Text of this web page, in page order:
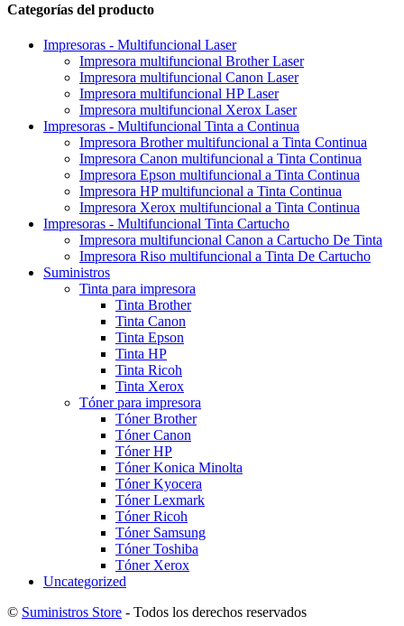
Categorías del producto
Impresoras - Multifuncional Laser
Impresora multifuncional Brother Laser
Impresora multifuncional Canon Laser
Impresora multifuncional HP Laser
Impresora multifuncional Xerox Laser
Impresoras - Multifuncional Tinta a Continua
Impresora Brother multifuncional a Tinta Continua
Impresora Canon multifuncional a Tinta Continua
Impresora Epson multifuncional a Tinta Continua
Impresora HP multifuncional a Tinta Continua
Impresora Xerox multifuncional a Tinta Continua
Impresoras - Multifuncional Tinta Cartucho
Impresora multifuncional Canon a Cartucho De Tinta
Impresora Riso multifuncional a Tinta De Cartucho
Suministros
Tinta para impresora
Tinta Brother
Tinta Canon
Tinta Epson
Tinta HP
Tinta Ricoh
Tinta Xerox
Tóner para impresora
Tóner Brother
Tóner Canon
Tóner HP
Tóner Konica Minolta
Tóner Kyocera
Tóner Lexmark
Tóner Ricoh
Tóner Samsung
Tóner Toshiba
Tóner Xerox
Uncategorized
© Suministros Store - Todos los derechos reservados